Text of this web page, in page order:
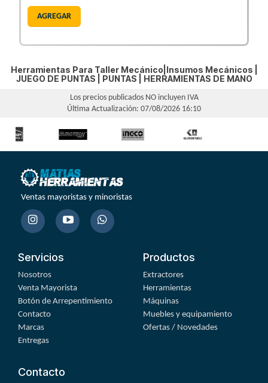
AGREGAR
Herramientas Para Taller Mecánico|Insumos Mecánicos |
JUEGO DE PUNTAS
PUNTAS HERRAMIENTAS DE MANO
Los precios publicados NO incluyen IVA
Última Actualización: 07/08/2026 16:10
Ventas mayoristas y minoristas
Servicios
Nosotros
Venta Mayorista
Botón de Arrepentimiento
Contacto
Marcas
Entregas
Productos
Extractores
Herramientas
Máquinas
Muebles y equipamiento
Ofertas / Novedades
Contacto